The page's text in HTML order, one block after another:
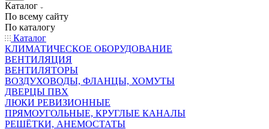
Каталог
По всему сайту
По каталогу
Каталог
КЛИМАТИЧЕСКОЕ ОБОРУДОВАНИЕ
ВЕНТИЛЯЦИЯ
ВЕНТИЛЯТОРЫ
ВОЗДУХОВОДЫ, ФЛАНЦЫ, ХОМУТЫ
ДВЕРЦЫ ПВХ
ЛЮКИ РЕВИЗИОННЫЕ
ПРЯМОУГОЛЬНЫЕ, КРУГЛЫЕ КАНАЛЫ
РЕШЁТКИ, АНЕМОСТАТЫ